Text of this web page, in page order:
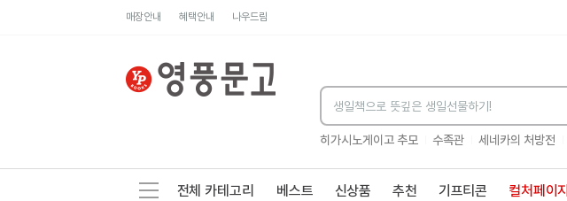
매장안내 혜택안내 나우드림
히가시노게이고 추모 수족관 세네카의 처방전
전체 카테고리 베스트 신상품 추천 기프티콘 컬처페이지